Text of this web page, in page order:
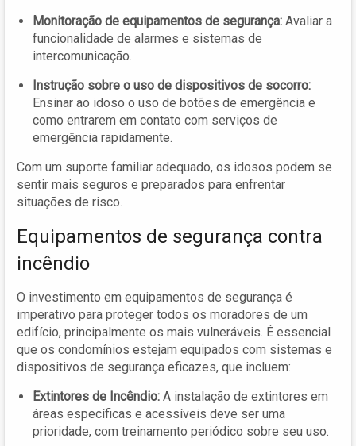
Monitoração de equipamentos de segurança: Avaliar a
funcionalidade de alarmes e sistemas de
intercomunicação.
Instrução sobre o uso de dispositivos de socorro:
Ensinar ao idoso o uso de botões de emergência e
como entrarem em contato com serviços de
emergência rapidamente.
Com um suporte familiar adequado, os idosos podem se
sentir mais seguros e preparados para enfrentar
situações de risco.
Equipamentos de segurança contra
incêndio
O investimento em equipamentos de segurança é
imperativo para proteger todos os moradores de um
edifício, principalmente os mais vulneráveis. É essencial
que os condomínios estejam equipados com sistemas e
dispositivos de segurança eficazes, que incluem:
Extintores de Incêndio: A instalação de extintores em
áreas específicas e acessíveis deve ser uma
prioridade, com treinamento periódico sobre seu uso.